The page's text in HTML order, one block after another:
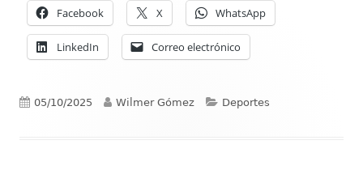
Facebook X WhatsApp
LinkedIn Correo electrónico
Publicado
05/10/2025 Autor
Wilmer Gómez Categorías
Deportes